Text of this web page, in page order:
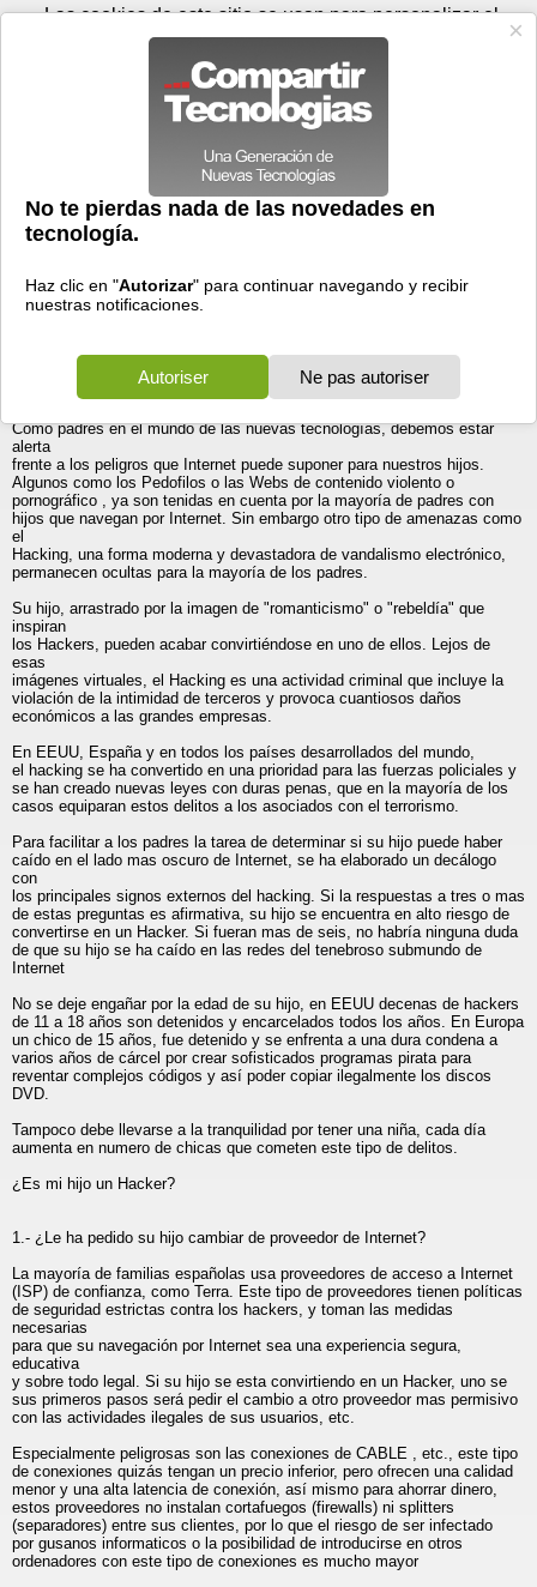
Prensa Videos
Windows XP>Discusiones
(OT) ¿Es su hijo un hacker?
04/09/2004 - 21:58 porCaronte|Informe spam
Os hago un copy&paste aunque aconsejo leerlo del enlace, ya que
Hacking en Internet. Guía para padres
Como padres en el mundo de las nuevas tecnologías, debemos estar
alerta
frente a los peligros que Internet puede suponer para nuestros hijos.
Algunos como los Pedofilos o las Webs de contenido violento o
pornográfico , ya son tenidas en cuenta por la mayoría de padres con
hijos que navegan por Internet. Sin embargo otro tipo de amenazas como
el
Hacking, una forma moderna y devastadora de vandalismo electrónico,
permanecen ocultas para la mayoría de los padres.
Su hijo, arrastrado por la imagen de "romanticismo" o "rebeldía" que
inspiran
los Hackers, pueden acabar convirtiéndose en uno de ellos. Lejos de
esas
imágenes virtuales, el Hacking es una actividad criminal que incluye la
violación de la intimidad de terceros y provoca cuantiosos daños
económicos a las grandes empresas.
En EEUU, España y en todos los países desarrollados del mundo,
el hacking se ha convertido en una prioridad para las fuerzas policiales y
se han creado nuevas leyes con duras penas, que en la mayoría de los
casos equiparan estos delitos a los asociados con el terrorismo.
Para facilitar a los padres la tarea de determinar si su hijo puede haber
caído en el lado mas oscuro de Internet, se ha elaborado un decálogo
con
los principales signos externos del hacking. Si la respuestas a tres o mas
de estas preguntas es afirmativa, su hijo se encuentra en alto riesgo de
convertirse en un Hacker. Si fueran mas de seis, no habría ninguna duda
de que su hijo se ha caído en las redes del tenebroso submundo de
Internet
No se deje engañar por la edad de su hijo, en EEUU decenas de hackers
de 11 a 18 años son detenidos y encarcelados todos los años. En Europa
un chico de 15 años, fue detenido y se enfrenta a una dura condena a
varios años de cárcel por crear sofisticados programas pirata para
reventar complejos códigos y así poder copiar ilegalmente los discos
DVD.
Tampoco debe llevarse a la tranquilidad por tener una niña, cada día
aumenta en numero de chicas que cometen este tipo de delitos.
¿Es mi hijo un Hacker?
1.- ¿Le ha pedido su hijo cambiar de proveedor de Internet?
La mayoría de familias españolas usa proveedores de acceso a Internet
(ISP) de confianza, como Terra. Este tipo de proveedores tienen políticas
de seguridad estrictas contra los hackers, y toman las medidas
necesarias
para que su navegación por Internet sea una experiencia segura,
educativa
y sobre todo legal. Si su hijo se esta convirtiendo en un Hacker, uno se
sus primeros pasos será pedir el cambio a otro proveedor mas permisivo
con las actividades ilegales de sus usuarios, etc.
Especialmente peligrosas son las conexiones de CABLE , etc., este tipo
de conexiones quizás tengan un precio inferior, pero ofrecen una calidad
menor y una alta latencia de conexión, así mismo para ahorrar dinero,
estos proveedores no instalan cortafuegos (firewalls) ni splitters
(separadores) entre sus clientes, por lo que el riesgo de ser infectado
por gusanos informaticos o la posibilidad de introducirse en otros
ordenadores con este tipo de conexiones es mucho mayor
Sábado 08 de agosto - 00:25 Registrar Conectar
Las cookies de este sitio se usan para personalizar el
contenido y los anuncios, para ofrecer funciones de medios
sociales y para analizar el tráfico. Además, compartimos
información sobre el uso que haga del sitio web con nuestros
partners de medios sociales, de publicidad y de análisis
web.
OK